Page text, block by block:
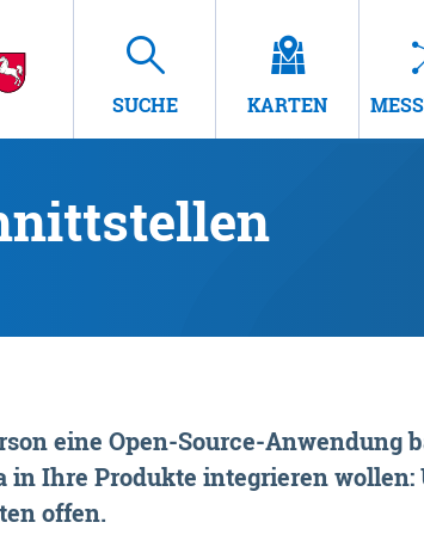
SUCHE KARTEN
eine Open-Source-Anwendung
in Ihre Produkte integrieren
offen.